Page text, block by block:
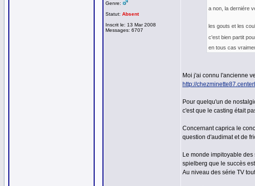
Genre:
Statut: Absent
Inscrit le: 13 Mar 2008
Messages: 6707
a non, la derniére
les gouts et les
c'est bien partit
en tous cas
Moi j'ai connu l'ancienne
http://
Pour quelqu'un de
c'est que le casting était
Concernant caprica le
question d'audimat et de
Le monde impitoyable
spielberg que le succès
Au niveau des série TV